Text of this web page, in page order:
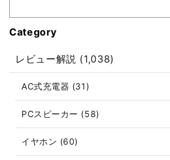
Category
レビュー解説 (1,038)
AC式充電器 (31)
PCスピーカー (58)
イヤホン (60)